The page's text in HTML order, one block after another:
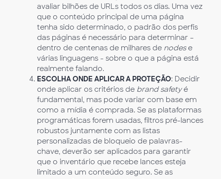
avaliar bilhões de URLs todos os dias. Uma vez
que o conteúdo principal de uma página
tenha sido determinado, o padrão dos perfis
das páginas é necessário para determinar –
dentro de centenas de milhares de nodese
várias linguagens - sobre o que a página está
realmente falando.
ESCOLHA ONDE APLICAR A PROTEÇÃO: Decidir
onde aplicar os critérios de brand safetyé
fundamental, mas pode variar com base em
como a mídia é comprada. Se as plataformas
programáticas forem usadas, filtros pré-lances
robustos juntamente com as listas
personalizadas de bloqueio de palavras-
chave, deverão ser aplicados para garantir
que o inventário que recebe lances esteja
limitado a um conteúdo seguro. Se as